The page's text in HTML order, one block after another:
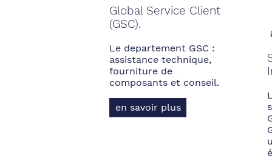
Global Service Client
(GSC).
Le departement GSC :
assistance technique,
fourniture de
composants et conseil.
en savoir plus